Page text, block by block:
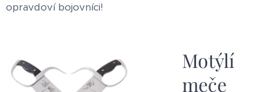
opravdoví bojovníci!
Motýlí
meče